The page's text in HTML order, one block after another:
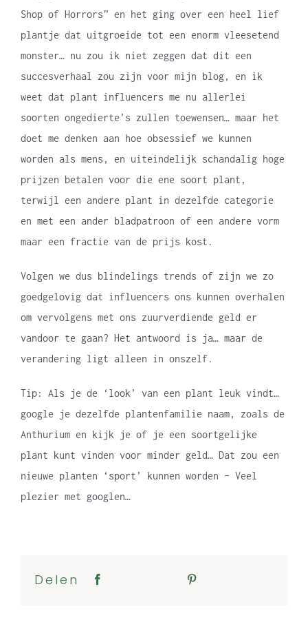
Shop of Horrors” en het ging over een heel lief
plantje dat uitgroeide tot een enorm vleesetend
monster… nu zou ik niet zeggen dat dit een
succesverhaal zou zijn voor mijn blog, en ik
weet dat plant influencers me nu allerlei
soorten ongedierte’s zullen toewensen… maar het
doet me denken aan hoe obsessief we kunnen
worden als mens, en uiteindelijk schandalig hoge
prijzen betalen voor die ene soort plant,
terwijl een andere plant in dezelfde categorie
en met een ander bladpatroon of een andere vorm
maar een fractie van de prijs kost.
Volgen we dus blindelings trends of zijn we zo
goedgelovig dat influencers ons kunnen overhalen
om vervolgens met ons zuurverdiende geld er
vandoor te gaan? Het antwoord is ja… maar de
verandering ligt alleen in onszelf.
Tip: Als je de ‘look’ van een plant leuk vindt…
google je dezelfde plantenfamilie naam, zoals de
Anthurium en kijk je of je een soortgelijke
plant kunt vinden voor minder geld… Dat zou een
nieuwe planten ‘sport’ kunnen worden – Veel
plezier met googlen…
Delen